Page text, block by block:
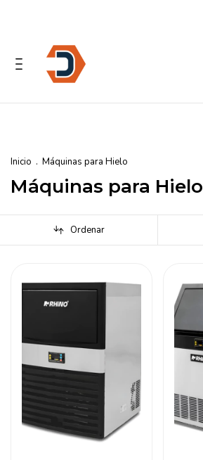
Inicio . Máquinas para Hielo
Máquinas para Hielo
Ordenar